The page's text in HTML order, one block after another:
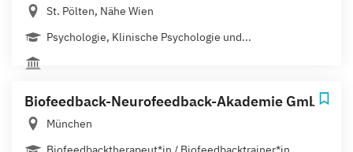
St. Pölten, Nähe Wien
Psychologie, Klinische Psychologie und...
Biofeedback-Neurofeedback-Akademie GmbH
München